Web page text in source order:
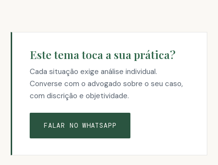
Este tema toca a sua prática?
Cada situação exige análise individual.
Converse com o advogado sobre o seu caso,
com discrição e objetividade.
FALAR NO WHATSAPP